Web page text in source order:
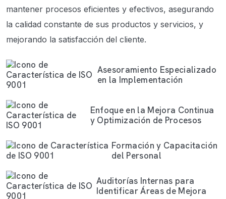
mantener procesos eficientes y efectivos, asegurando
la calidad constante de sus productos y servicios, y
mejorando la satisfacción del cliente.
Asesoramiento Especializado
en la Implementación
Enfoque en la Mejora Continua
y Optimización de Procesos
Formación y Capacitación
del Personal
Auditorías Internas para
Identificar Áreas de Mejora